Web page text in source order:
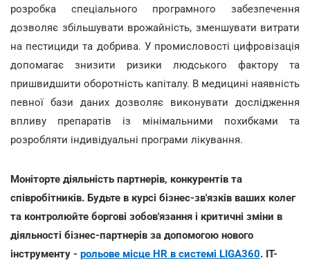
розробка спеціального програмного забезпечення
дозволяє збільшувати врожайність, зменшувати витрати
на пестициди та добрива. У промисловості цифровізація
допомагає знизити ризики людського фактору та
пришвидшити оборотність капіталу. В медицині наявність
певної бази даних дозволяє виконувати дослідження
впливу препаратів із мінімальними похибками та
розробляти індивідуальні програми лікування.
Моніторте діяльність партнерів, конкурентів та
співробітників. Будьте в курсі бізнес-зв'язків ваших колег
та контролюйте боргові зобов'язання і критичні зміни в
діяльності бізнес-партнерів за допомогою нового
інструменту - рольове місце HR в системі LIGA360. IT-